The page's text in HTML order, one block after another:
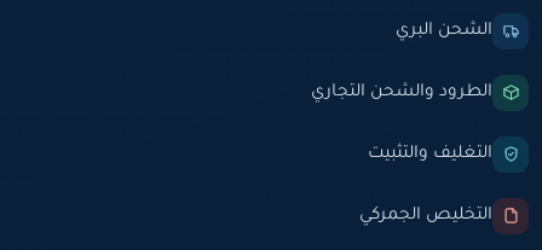
الشحن البري
الطرود والشحن التجاري
التغليف والتثبيت
التخليص الجمركي